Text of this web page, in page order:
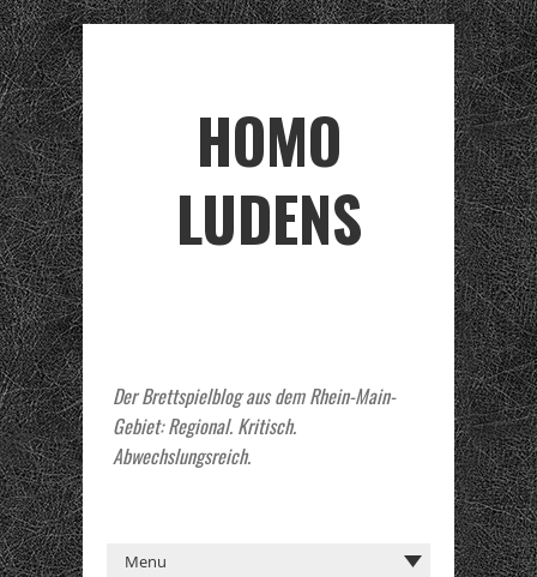
HOMO
LUDENS
Der Brettspielblog aus dem Rhein-Main-
Gebiet: Regional. Kritisch.
Abwechslungsreich.